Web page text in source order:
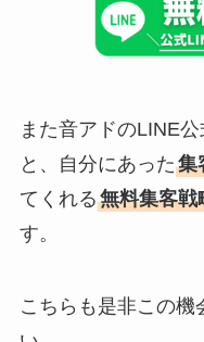
また音アドのLINE
と、自分にあった集
てくれる無料集客戦
す。
こちらも是非この機